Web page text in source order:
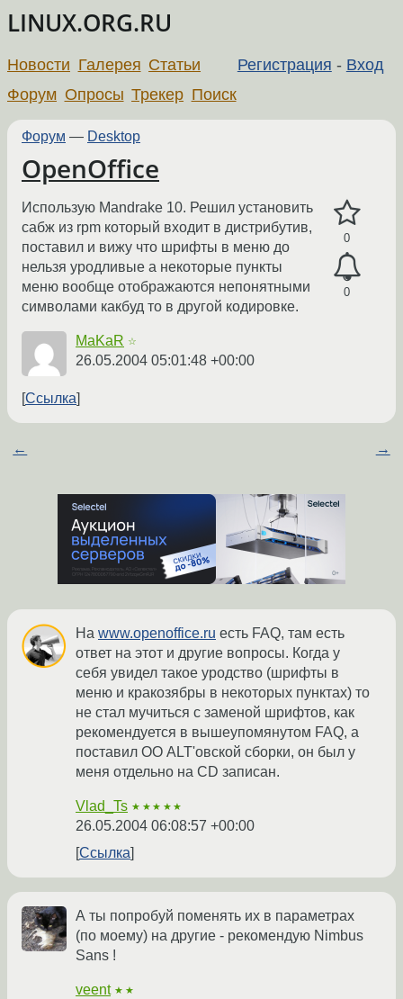
LINUX.ORG.RU
Регистрация - Вход
Новости Галерея Статьи
Форум Опросы Трекер Поиск
Форум — Desktop
OpenOffice
0
0
Использую Mandrake 10. Решил установить
сабж из rpm который входит в дистрибутив,
поставил и вижу что шрифты в меню до
нельзя уродливые а некоторые пункты
меню вообще отображаются непонятными
символами какбуд то в другой кодировке.
MaKaR ☆
26.05.2004 05:01:48 +00:00
Ссылка
← →
На www.openoffice.ru есть FAQ, там есть
ответ на этот и другие вопросы. Когда у
себя увидел такое уродство (шрифты в
меню и кракозябры в некоторых пунктах) то
не стал мучиться с заменой шрифтов, как
рекомендуется в вышеупомянутом FAQ, а
поставил ОО ALT'овской сборки, он был у
меня отдельно на CD записан.
Vlad_Ts ★★★★★
26.05.2004 06:08:57 +00:00
Ссылка
А ты попробуй поменять их в параметрах
(по моему) на другие - рекомендую Nimbus
Sans !
veent ★★